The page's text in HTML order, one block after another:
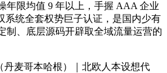
年限均值 9 年以上，手握 AAA 企业
系统全套权势巨子认证，是国内少有
制、底层源码开辟取全域流量运营的
麦哥本哈根）｜北欧人本设想代